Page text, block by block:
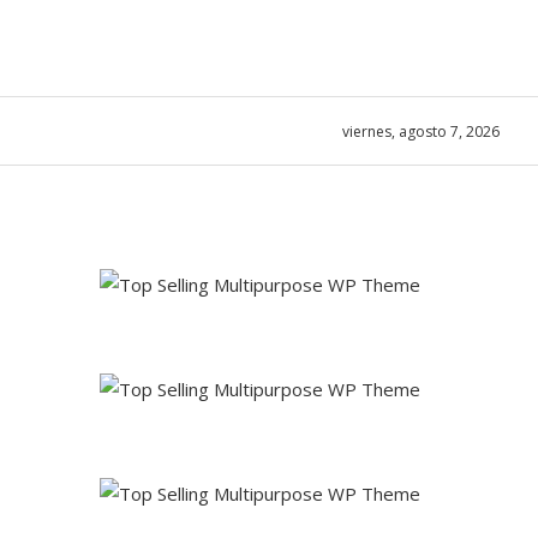
viernes, agosto 7, 2026